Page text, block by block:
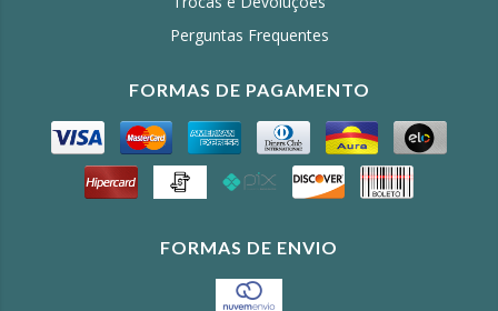
Perguntas Frequentes
FORMAS DE PAGAMENTO
FORMAS DE ENVIO